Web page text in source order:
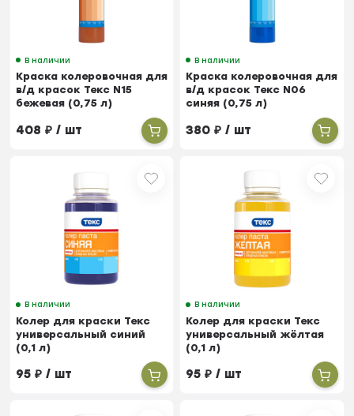
В наличии
Краска колеровочная для
в/д красок Текс N15
бежевая (0,75 л)
408₽ / шт
В наличии
Краска колеровочная для
в/д красок Текс N06
синяя (0,75 л)
380₽ / шт
В наличии
Колер для краски Текс
универсальный синий
(0,1 л)
95₽ / шт
В наличии
Колер для краски Текс
универсальный жёлтая
(0,1 л)
95₽ / шт